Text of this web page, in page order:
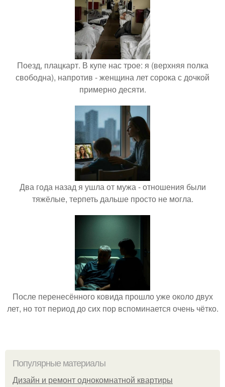
Поезд, плацкарт. В купе нас трое: я (верхняя полка
свободна), напротив - женщина лет сорока с дочкой
примерно десяти.
Два года назад я ушла от мужа - отношения были
тяжёлые, терпеть дальше просто не могла.
После перенесённого ковида прошло уже около двух
лет, но тот период до сих пор вспоминается очень чётко.
Популярные материалы
Дизайн и ремонт однокомнатной квартиры